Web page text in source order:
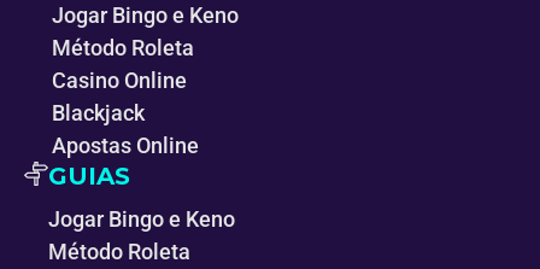
Jogar Bingo e Keno
Método Roleta
Casino Online
Blackjack
Apostas Online
GUIAS
Jogar Bingo e Keno
Método Roleta